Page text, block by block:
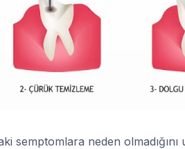
semptomlara neden